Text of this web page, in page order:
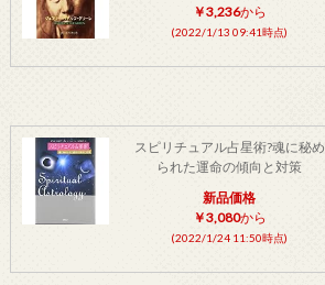
￥3,236から
(2022/1/13 09:41時点)
スピリチュアル占星術?魂に秘め
られた運命の傾向と対策
新品価格
￥3,080から
(2022/1/24 11:50時点)